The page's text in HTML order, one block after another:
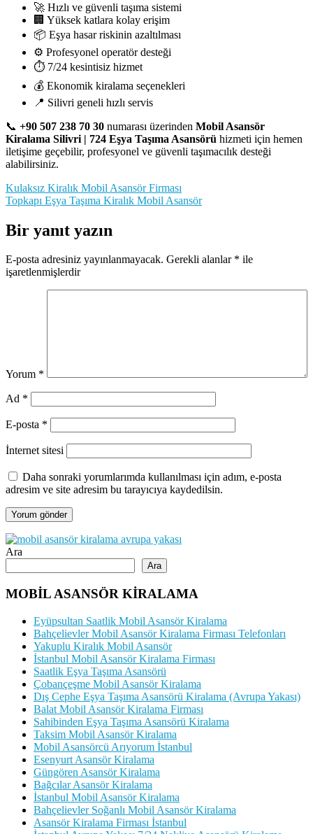
🚀 Hızlı ve güvenli taşıma sistemi
🏢 Yüksek katlara kolay erişim
📦 Eşya hasar riskinin azaltılması
⚙️ Profesyonel operatör desteği
⏱️ 7/24 kesintisiz hizmet
💰 Ekonomik kiralama seçenekleri
📍 Silivri geneli hızlı servis
📞 +90 507 238 70 30 numarası üzerinden Mobil Asansör
Kiralama Silivri | 724 Eşya Taşıma Asansörü hizmeti için hemen
iletişime geçebilir, profesyonel ve güvenli taşımacılık desteği
alabilirsiniz.
Yazı
gezinmesi
Kulaksız Kiralık Mobil Asansör Firması
Topkapı Eşya Taşıma Kiralık Mobil Asansör
Bir yanıt yazın
E-posta adresiniz yayınlanmayacak. Gerekli alanlar * ile
işaretlenmişlerdir
Yorum *
Ad *
E-posta *
İnternet sitesi
Daha sonraki yorumlarımda kullanılması için adım, e-posta
adresim ve site adresim bu tarayıcıya kaydedilsin.
Ara
Ara
MOBİL ASANSÖR KİRALAMA
Eyüpsultan Saatlik Mobil Asansör Kiralama
Bahçelievler Mobil Asansör Kiralama Firması Telefonları
Yakuplu Kiralık Mobil Asansör
İstanbul Mobil Asansör Kiralama Firması
Saatlik Eşya Taşıma Asansörü
Çobançeşme Mobil Asansör Kiralama
Dış Cephe Eşya Taşıma Asansörü Kiralama (Avrupa Yakası)
Balat Mobil Asansör Kiralama Firması
Sahibinden Eşya Taşıma Asansörü Kiralama
Taksim Mobil Asansör Kiralama
Mobil Asansörcü Arıyorum İstanbul
Esenyurt Asansör Kiralama
Güngören Asansör Kiralama
Bağcılar Asansör Kiralama
İstanbul Mobil Asansör Kiralama
Bahçelievler Soğanlı Mobil Asansör Kiralama
Asansör Kiralama Firması İstanbul